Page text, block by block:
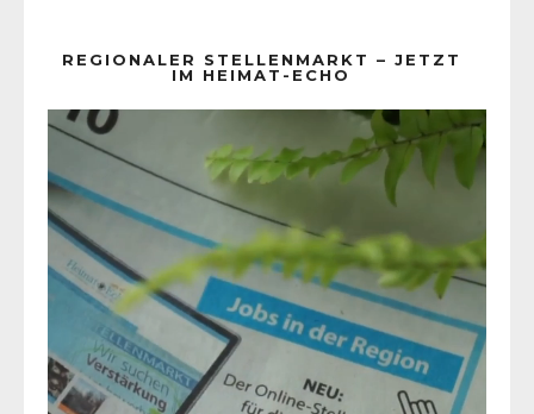
REGIONALER STELLENMARKT – JETZT
IM HEIMAT-ECHO
Player